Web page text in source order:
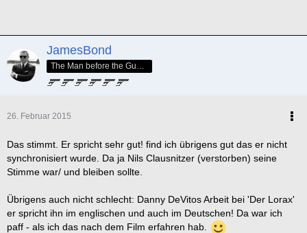
Sprachen perfekt.
JamesBond
26. Februar 2015
Das stimmt. Er spricht sehr gut! find ich übrigens gut das er nicht
synchronisiert wurde. Da ja Nils Clausnitzer (verstorben) seine
Stimme war/ und bleiben sollte.
Übrigens auch nicht schlecht: Danny DeVitos Arbeit bei 'Der Lorax'
er spricht ihn im englischen und auch im Deutschen! Da war ich
paff - als ich das nach dem Film erfahren hab.